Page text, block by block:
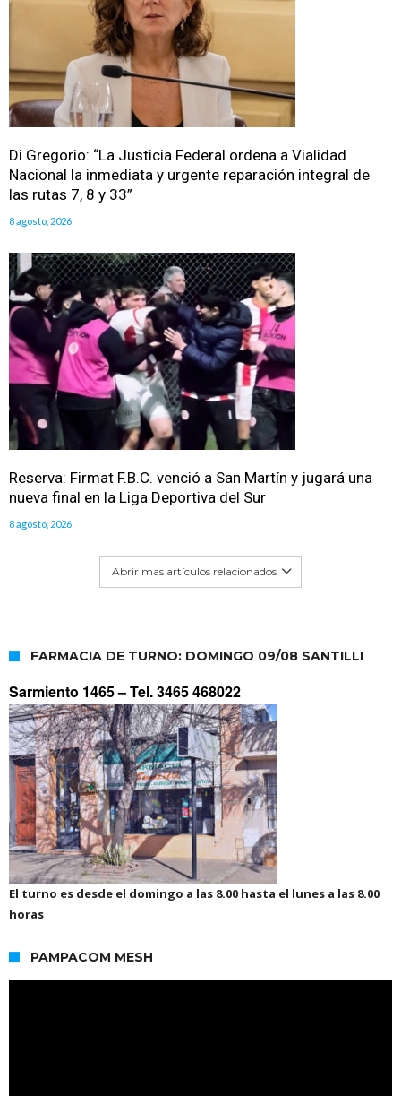
Di Gregorio: “La Justicia Federal ordena a Vialidad
Nacional la inmediata y urgente reparación integral de
las rutas 7, 8 y 33”
8 agosto, 2026
Reserva: Firmat F.B.C. venció a San Martín y jugará una
nueva final en la Liga Deportiva del Sur
8 agosto, 2026
Abrir mas artículos relacionados
FARMACIA DE TURNO: DOMINGO 09/08 SANTILLI
Sarmiento 1465 –Tel. 3465 468022
El turno es desde el domingo a las 8.00 hasta el lunes a las 8.00
horas
PAMPACOM MESH